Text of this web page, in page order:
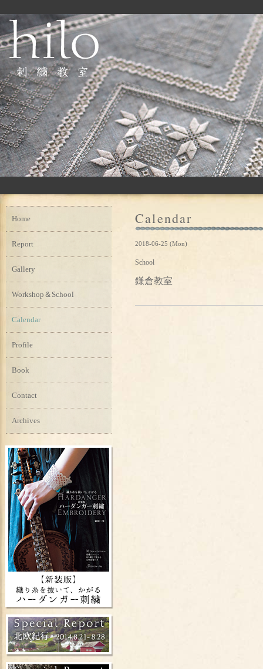
Calendar
2018-06-25 (Mon)
School
鎌倉教室
Home
Report
Gallery
Workshop＆School
Calendar
Profile
Book
Contact
Archives